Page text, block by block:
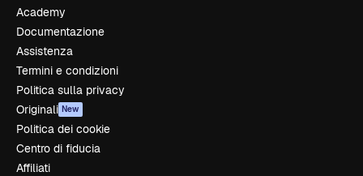
Academy
Documentazione
Assistenza
Termini e condizioni
Politica sulla privacy
Originali New
Politica dei cookie
Centro di fiducia
Affiliati